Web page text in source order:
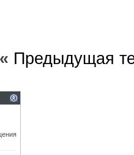
« Предыдущая